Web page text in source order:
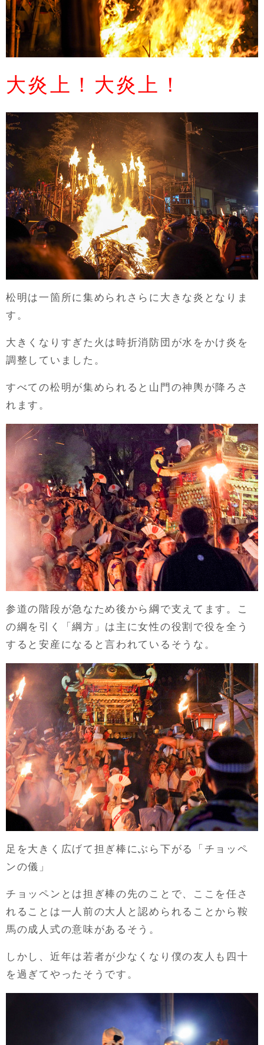
大炎上！大炎上！
松明は一箇所に集められさらに大きな炎となりま
す。
大きくなりすぎた火は時折消防団が水をかけ炎を
調整していました。
すべての松明が集められると山門の神輿が降ろさ
れます。
参道の階段が急なため後から綱で支えてます。こ
の綱を引く「綱方」は主に女性の役割で役を全う
すると安産になると言われているそうな。
足を大きく広げて担ぎ棒にぶら下がる「チョッペ
ンの儀」
チョッペンとは担ぎ棒の先のことで、ここを任さ
れることは一人前の大人と認められることから鞍
馬の成人式の意味があるそう。
しかし、近年は若者が少なくなり僕の友人も四十
を過ぎてやったそうです。